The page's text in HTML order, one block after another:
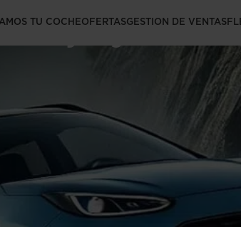
TU COCHEOFERTASGESTION DE VENTAS
y